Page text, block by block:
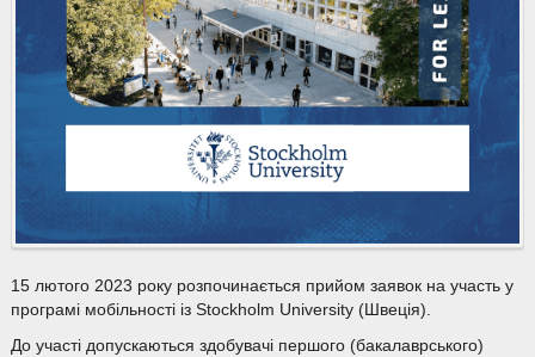
15 лютого 2023 року розпочинається прийом заявок на участь у
програмі мобільності із Stockholm University (Швеція).
До участі допускаються здобувачі першого (бакалаврського)